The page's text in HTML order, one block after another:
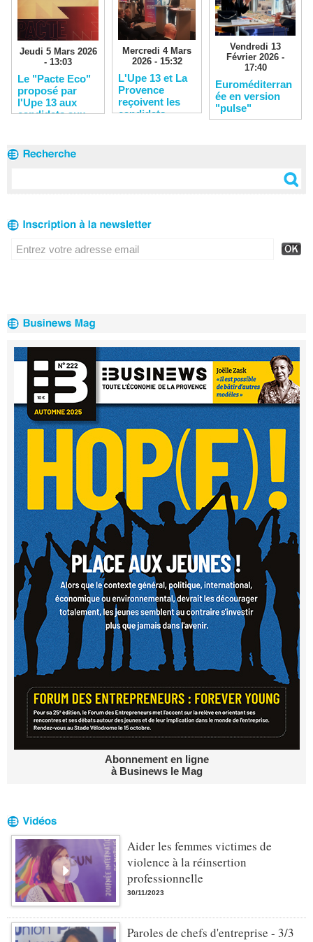
Jeudi 5 Mars 2026
- 13:03
Le "Pacte Eco"
proposé par
l'Upe 13 aux
candidats aux
Mercredi 4 Mars
2026 - 15:32
L'Upe 13 et La
Provence
reçoivent les
candidats
Vendredi 13
Février 2026 -
17:40
Euroméditerran
ée en version
"pulse"
Abonnement en ligne
à Businews le Mag
Aider les femmes victimes de
violence à la réinsertion
professionnelle
30/11/2023
Paroles de chefs d'entreprise - 3/3